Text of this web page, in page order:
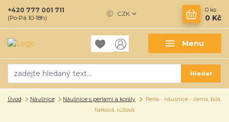
Menu
CZK
Hledat
+420 777 001 711
(Po-Pá 10-18h)
0 ks
0 Kč
Úvod Náušnice Náušnice s perlami a korály
Perla - náušnice - černá, bílá,
fialková, růžová